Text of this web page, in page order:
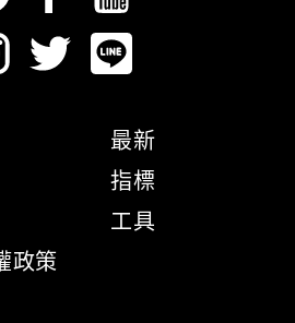
政策
最新
指標
工具